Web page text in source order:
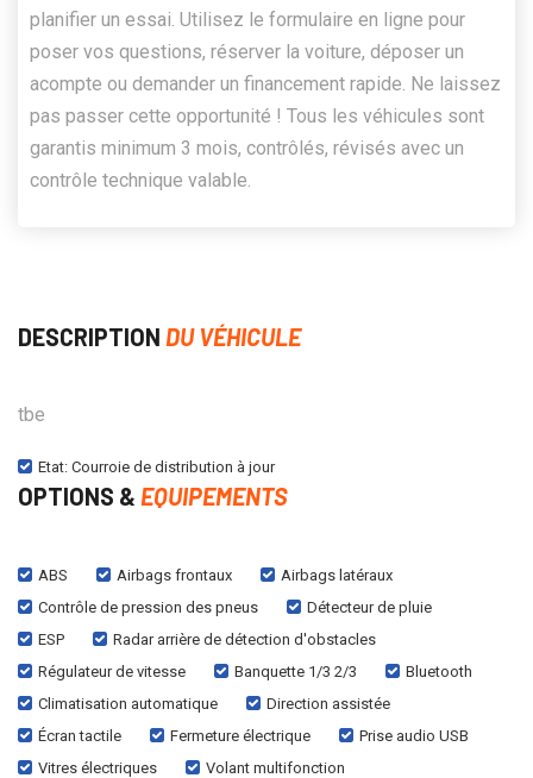
planifier un essai. Utilisez le formulaire en ligne pour
poser vos questions, réserver la voiture, déposer un
acompte ou demander un financement rapide. Ne laissez
pas passer cette opportunité ! Tous les véhicules sont
garantis minimum 3 mois, contrôlés, révisés avec un
contrôle technique valable.
DESCRIPTION DU VÉHICULE
tbe
Etat: Courroie de distribution à jour
OPTIONS & EQUIPEMENTS
ABS Airbags frontaux
Airbags latéraux
Contrôle de pression des pneus
Détecteur de pluie
ESP
Radar arrière de détection d'obstacles
Régulateur de vitesse
Banquette 1/3 2/3
Bluetooth
Climatisation automatique
Direction assistée
Écran tactile
Fermeture électrique
Prise audio USB
Vitres électriques
Volant multifonction